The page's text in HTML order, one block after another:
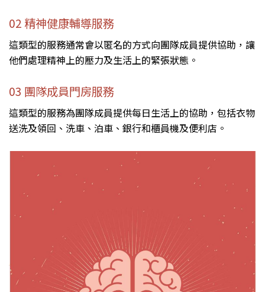
02 精神健康輔導服務
這類型的服務通常會以匿名的方式向團隊成員提供協助，讓
他們處理精神上的壓力及生活上的緊張狀態。
03 團隊成員門房服務
這類型的服務為團隊成員提供每日生活上的協助，包括衣物
送洗及領回、洗車、泊車、銀行和櫃員機及便利店。